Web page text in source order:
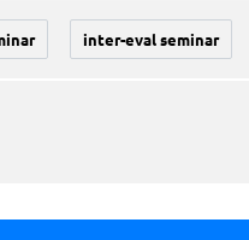
inter-eval seminar